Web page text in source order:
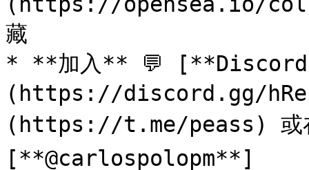
藏
* **加入** 💬
(https://discord.gg/
(https://t.me/peass)
[**@carlospolopm**]